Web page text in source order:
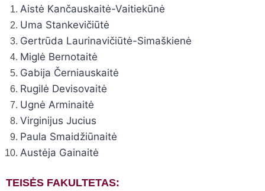
Aistė Kančauskaitė-Vaitiekūnė
Uma Stankevičiūtė
Gertrūda Laurinavičiūtė-Simaškienė
Miglė Bernotaitė
Gabija Černiauskaitė
Rugilė Devisovaitė
Ugnė Arminaitė
Virginijus Jucius
Paula Smaidžiūnaitė
Austėja Gainaitė
TEISĖS FAKULTETAS: